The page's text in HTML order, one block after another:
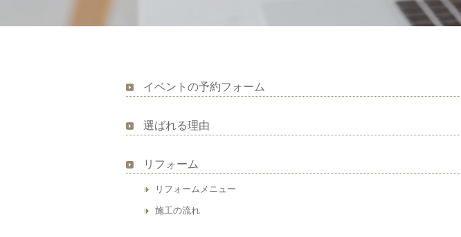
イベントの予約フォーム
選ばれる理由
リフォーム
リフォームメニュー
施工の流れ